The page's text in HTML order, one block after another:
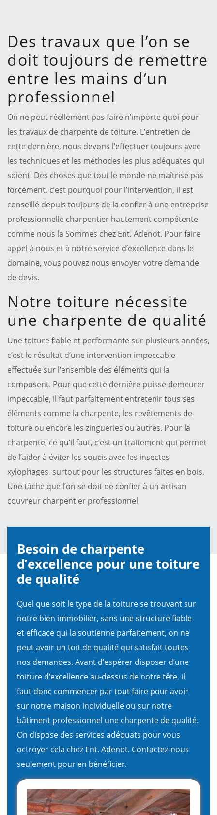
Des travaux que l’on se
doit toujours de remettre
entre les mains d’un
professionnel
On ne peut réellement pas faire n’importe quoi pour
les travaux de charpente de toiture. L’entretien de
cette dernière, nous devons l’effectuer toujours avec
les techniques et les méthodes les plus adéquates qui
soient. Des choses que tout le monde ne maîtrise pas
forcément, c’est pourquoi pour l’intervention, il est
conseillé depuis toujours de la confier à une entreprise
professionnelle charpentier hautement compétente
comme nous la Sommes chez Ent. Adenot. Pour faire
appel à nous et à notre service d’excellence dans le
domaine, vous pouvez nous envoyer votre demande
de devis.
Notre toiture nécessite
une charpente de qualité
Une toiture fiable et performante sur plusieurs années,
c’est le résultat d’une intervention impeccable
effectuée sur l’ensemble des éléments qui la
composent. Pour que cette dernière puisse demeurer
impeccable, il faut parfaitement entretenir tous ses
éléments comme la charpente, les revêtements de
toiture ou encore les zingueries ou autres. Pour la
charpente, ce qu’il faut, c’est un traitement qui permet
de l’aider à éviter les soucis avec les insectes
xylophages, surtout pour les structures faites en bois.
Une tâche que l’on se doit de confier à un artisan
couvreur charpentier professionnel.
Besoin de charpente
d’excellence pour une toiture
de qualité
Quel que soit le type de la toiture se trouvant sur
notre bien immobilier, sans une structure fiable
et efficace qui la soutienne parfaitement, on ne
peut avoir un toit de qualité qui satisfait toutes
nos demandes. Avant d’espérer disposer d’une
toiture d’excellence au-dessus de notre tête, il
faut donc commencer par tout faire pour avoir
sur notre maison individuelle ou sur notre
bâtiment professionnel une charpente de qualité.
On dispose des services adéquats pour vous
octroyer cela chez Ent. Adenot. Contactez-nous
seulement pour en bénéficier.